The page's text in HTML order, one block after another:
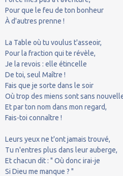
Pour que le feu de ton bonheur
À d'autres prenne !
La Table où tu voulus t'asseoir,
Pour la fraction qui te révèle,
Je la revois : elle étincelle
De toi, seul Maître !
Fais que je sorte dans le soir
Où trop des miens sont sans
Et par ton nom dans mon regard,
Fais-toi connaître !
Leurs yeux ne t'ont jamais trouvé,
Tu n'entres plus dans leur auberge,
Et chacun dit : " Où donc irai-je
Si Dieu me manque ? "